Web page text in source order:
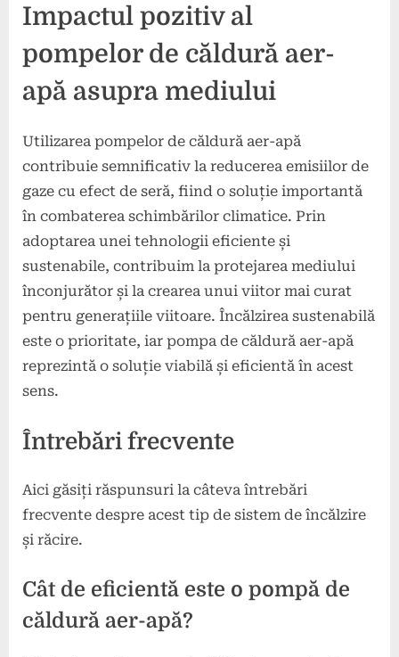
Impactul pozitiv al
pompelor de căldură aer-
apă asupra mediului
Utilizarea pompelor de căldură aer-apă
contribuie semnificativ la reducerea emisiilor de
gaze cu efect de seră, fiind o soluție importantă
în combaterea schimbărilor climatice. Prin
adoptarea unei tehnologii eficiente și
sustenabile, contribuim la protejarea mediului
înconjurător și la crearea unui viitor mai curat
pentru generațiile viitoare. Încălzirea sustenabilă
este o prioritate, iar pompa de căldură aer-apă
reprezintă o soluție viabilă și eficientă în acest
sens.
Întrebări frecvente
Aici găsiți răspunsuri la câteva întrebări
frecvente despre acest tip de sistem de încălzire
și răcire.
Cât de eficientă este o pompă de
căldură aer-apă?